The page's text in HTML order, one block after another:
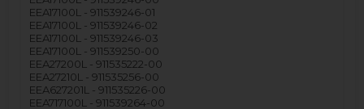
EEA17100L - 911539246-01
EEA17100L - 911539246-02
EEA17100L - 911539246-03
EEA17100L - 911539250-00
EEA27200L - 911535222-00
EEA27210L - 911535256-00
EEA627201L - 911535226-00
EEA717100L - 911539264-00